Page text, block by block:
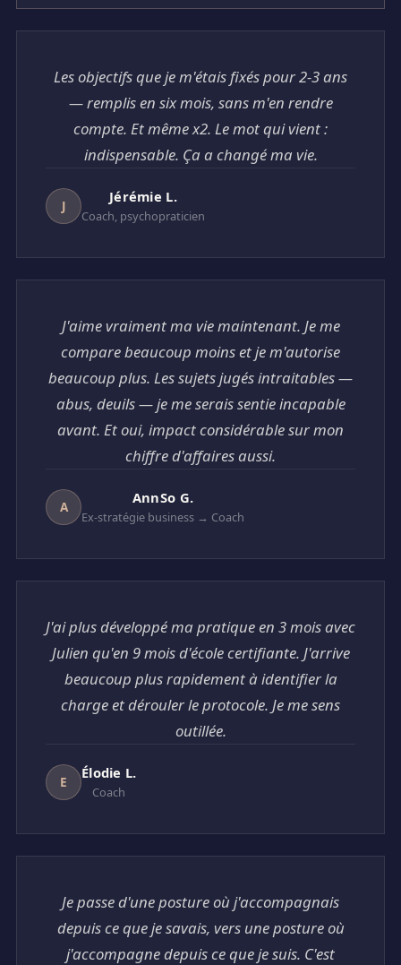
Les objectifs que je m'étais fixés pour 2-3 ans
— remplis en six mois, sans m'en rendre
compte. Et même x2. Le mot qui vient :
indispensable. Ça a changé ma vie.
J
Jérémie L.
Coach, psychopraticien
J'aime vraiment ma vie maintenant. Je me
compare beaucoup moins et je m'autorise
beaucoup plus. Les sujets jugés intraitables —
abus, deuils — je me serais sentie incapable
avant. Et oui, impact considérable sur mon
chiffre d'affaires aussi.
A
AnnSo G.
Ex-stratégie business → Coach
J'ai plus développé ma pratique en 3 mois avec
Julien qu'en 9 mois d'école certifiante. J'arrive
beaucoup plus rapidement à identifier la
charge et dérouler le protocole. Je me sens
outillée.
E
Élodie L.
Coach
Je passe d'une posture où j'accompagnais
depuis ce que je savais, vers une posture où
j'accompagne depuis ce que je suis. C'est